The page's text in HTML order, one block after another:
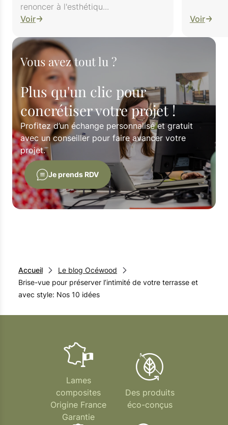
renoncer à l'esthétiqu...
Voir
Voir
Vous avez tout lu ?
Plus qu'un clic pour
concrétiser votre projet !
Profitez d’un échange personnalisé et gratuit
avec un conseiller pour faire avancer votre
projet.
Je prends RDV
Accueil
Le blog Océwood
Brise-vue pour préserver l’intimité de votre terrasse et
avec style: Nos 10 idées
Lames
composites
Origine France
Garantie
Des produits
éco-conçus